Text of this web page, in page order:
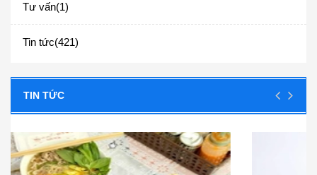
Tư vấn(1)
Tin tức(421)
TIN TỨC